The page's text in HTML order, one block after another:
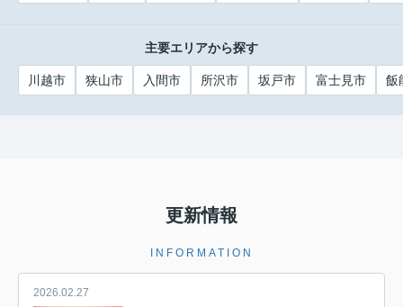
主要エリアから探す
川越市 狭山市 入間市 所沢市 坂戸市 富士見市 飯
更新情報
INFORMATION
2026.02.27